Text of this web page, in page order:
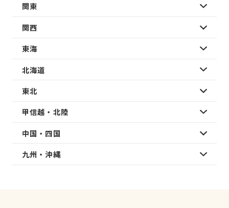
関東
関西
東海
北海道
東北
甲信越・北陸
中国・四国
九州・沖縄